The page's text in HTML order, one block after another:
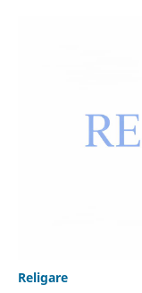
Religare